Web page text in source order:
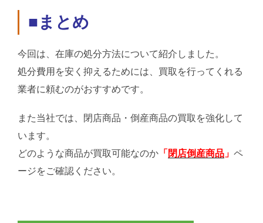
■まとめ
今回は、在庫の処分方法について紹介しました。
処分費用を安く抑えるためには、買取を行ってくれる
業者に頼むのがおすすめです。
また当社では、閉店商品・倒産商品の買取を強化して
います。
どのような商品が買取可能なのか 「 閉店倒産商品 」 ペ
ージをご確認ください。